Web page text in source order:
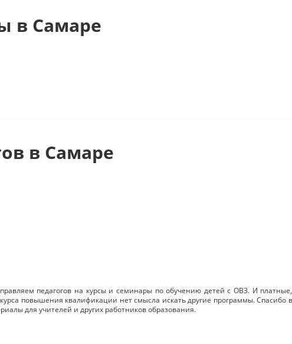
в Самаре
в Самаре
педагогов на курсы и семинары по обучению детей с ОВЗ. И
повышения квалификации нет смысла искать другие программы. Спасибо
для учителей и других работников образования.